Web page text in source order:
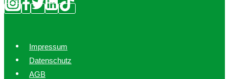
Impressum
Datenschutz
AGB